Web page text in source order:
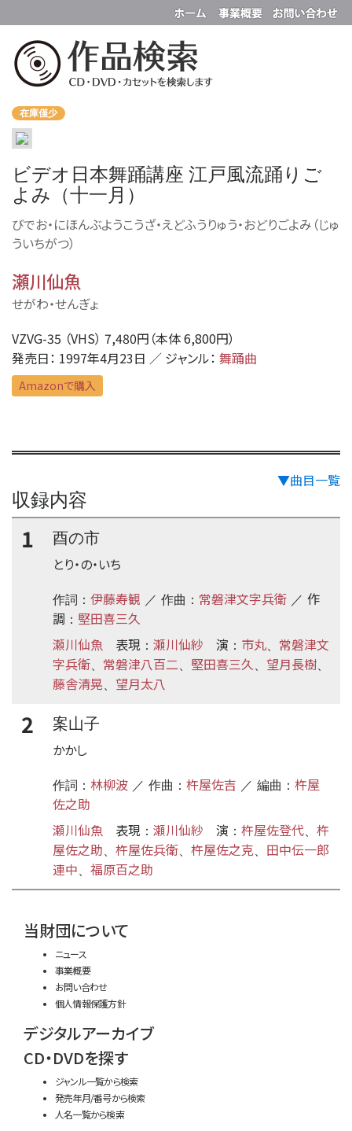
在庫僅少
ビデオ日本舞踊講座 江戸風流踊りご
よみ（十一月）
びでお・にほんぶようこうざ・えどふうりゅう・おどりごよみ（じゅ
ういちがつ）
瀬川仙魚
せがわ・せんぎょ
VZVG-35 （VHS） 7,480円（本体 6,800円）
発売日： 1997年4月23日 ／ ジャンル： 舞踊曲
Amazonで購入
▼曲目一覧
収録内容
1
酉の市
とり・の・いち
作詞： 伊藤寿観 ／ 作曲： 常磐津文字兵衛 ／ 作
調 ： 堅田喜三久
瀬川仙魚
表現 ： 瀬川仙紗 演 ： 市丸
常磐津文
字兵衛
常磐津八百二 堅田喜三久 望月長樹
藤舎清晃 望月太八
2
案山子
かかし
作詞： 林柳波 ／ 作曲： 杵屋佐吉 ／ 編曲： 杵屋
佐之助
瀬川仙魚
表現 ： 瀬川仙紗 演 ： 杵屋佐登代
杵
屋佐之助
杵屋佐兵衛 杵屋佐之克
田中伝一郎
連中
福原百之助
当財団について
ニュース
事業概要
お問い合わせ
個人情報保護方針
デジタルアーカイブ
CD・DVDを探す
ジャンル一覧から検索
発売年月/番号から検索
人名一覧から検索